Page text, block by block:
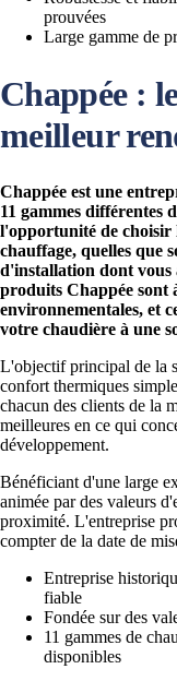
prouvées
Large gamme de
Chappée :
meilleur
Chappée est une
11 gammes différentes
l'opportunité de choisir
chauffage, quelles que
d'installation dont vous
produits Chappée sont
environnementales, et
votre chaudière à une
L'objectif principal de la
confort thermiques
chacun des clients de la
meilleures en ce qui
développement.
Bénéficiant d'une large
animée par des valeurs
proximité. L'entreprise
compter de la date de
Entreprise
fiable
Fondée sur des
11 gammes de
disponibles